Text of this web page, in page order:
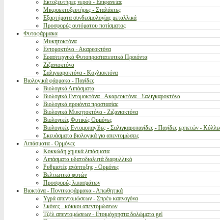
Εκτοξευτήρες νερού - Επιφανείας
Μικροεκτοξευτήρες - Σταλάκτες
Εξαρτήματα συνδεσμολογίας μεταλλικά
Προσφορές αυτόματου ποτίσματος
Φυτοφάρμακα
Μυκητοκτόνα
Εντομοκτόνα - Ακαρεοκτόνα
Ερασιτεχνικά Φυτοπροστατευτικά Προιόντα
Ζιζανιοκτόνα
Σαλιγκαροκτόνα - Κοχλιοκτόνα
Βιολογικά φάρμακα - Παγίδες
Βιολογικά Λιπάσματα
Βιολογικά Εντομοκτόνα - Ακαρεοκτόνα - Σαλιγκαροκτόνα
Βιολογικά προιόντα προστασίας
Βιολογικά Μυκητοκτόνα - Ζιζανιοκτόνα
Βιολογικές Φυτικές Ορμόνες
Βιολογικές Εντομοπαγίδες - Σαλιγκαροπαγίδες - Παγίδες ερπετών -
Σκευάσματα βιολογικά για απεντομώσεις
Λιπάσματα - Ορμόνες
Κοκκώδη χημικά λιπάσματα
Λιπάσματα υδατοδιαλυτά διαφυλλικά
Ρυθμιστές ανάπτυξης - Ορμόνες
Βελτιωτικά φυτών
Προσφορές λιπασμάτων
Βιοκτόνα - Ποντικοφάρμακα - Απωθητικά
Υγρά απεντομώσεων - Σπρέυ καπνογόνα
Σκόνες - κόκκοι απεντομώσεων
Τζέλ απεντομώσεων - Ετοιμόχρηστα δολώματα gel